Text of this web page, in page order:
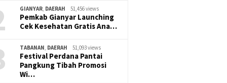
GIANYAR, DAERAH 51,456 views
Pemkab Gianyar Launching
Cek Kesehatan Gratis Ana…
TABANAN, DAERAH 51,093 views
Festival Perdana Pantai
Pangkung Tibah Promosi
Wi…